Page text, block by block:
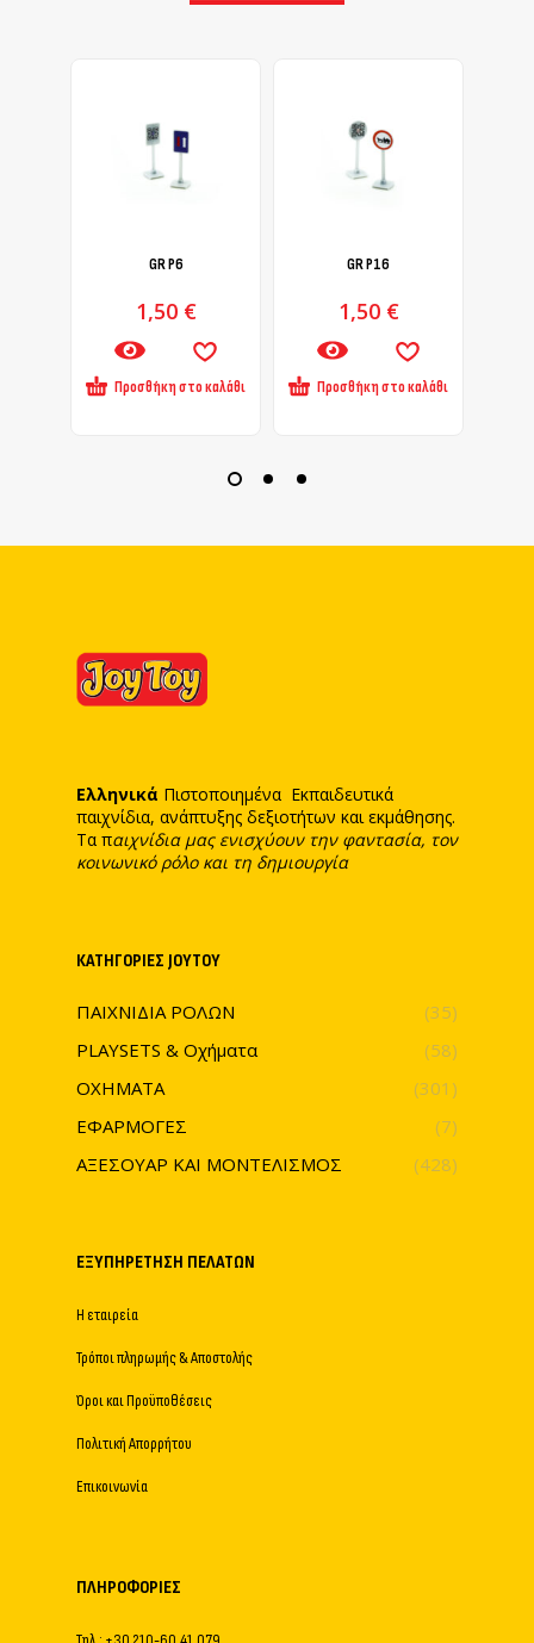
GR Ρ6
1,50 €
Προσθήκη στο καλάθι
GR Ρ16
1,50 €
Προσθήκη στο καλάθι
Ελληνικά Πιστοποιημένα Εκπαιδευτικά
παιχνίδια, ανάπτυξης δεξιοτήτων και εκμάθησης.
Τα παιχνίδια μας ενισχύουν την φαντασία, τον
κοινωνικό ρόλο και τη δημιουργία
ΚΑΤΗΓΟΡΊΕΣ JOYTOY
ΠΑΙΧΝΙΔΙΑ ΡΟΛΩΝ
(35)
PLAYSETS & Οχήματα
(58)
ΟΧΗΜΑΤΑ
(301)
ΕΦΑΡΜΟΓΕΣ
(7)
ΑΞΕΣΟΥΑΡ ΚΑΙ ΜΟΝΤΕΛΙΣΜΟΣ
(428)
ΕΞΥΠΗΡΈΤΗΣΗ ΠΕΛΑΤΏΝ
Η εταιρεία
Τρόποι πληρωμής & Αποστολής
Όροι και Προϋποθέσεις
Πολιτική Απορρήτου
Επικοινωνία
ΠΛΗΡΟΦΟΡΊΕΣ